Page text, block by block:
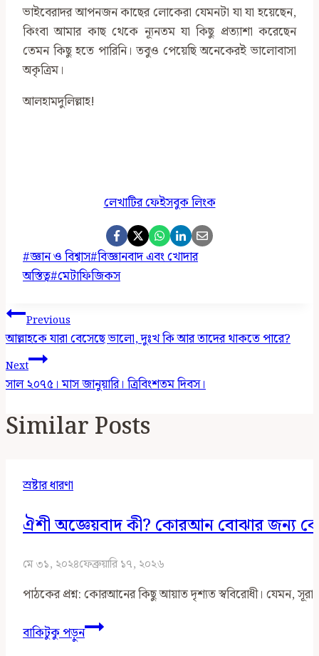
ভাইবেরাদর আপনজন কাছের লোকেরা যেমনটা যা যা হয়েছেন,
কিংবা আমার কাছ থেকে ন্যূনতম যা কিছু প্রত্যাশা করেছেন
তেমন কিছু হতে পারিনি। তবুও পেয়েছি অনেকেরই ভালোবাসা
অকৃত্রিম।
আলহামদুলিল্লাহ!
লেখাটির ফেইসবুক লিংক
Post
Tags:
#জ্ঞান ও বিশ্বাস#বিজ্ঞানবাদ এবং খোদার
অস্তিত্ব#মেটাফিজিকস
Post
Navigation
Previous
আল্লাহকে যারা বেসেছে ভালো, দুঃখ কি আর তাদের থাকতে পারে?
Next
সাল ২০৭৫। মাস জানুয়ারি। ত্রিবিংশতম দিবস।
Similar Posts
স্রষ্টার ধারণা
ঐশী অজ্ঞেয়বাদ কী? কোরআন বোঝার জন্য
মে ৩১, ২০২৪ফেব্রুয়ারি ১৭, ২০২৬
পাঠকের প্রশ্ন: কোরআনের কিছু আয়াত দৃশ্যত স্ববিরোধী। যেমন,
বাকিটুকু পড়ুনঐশী
অজ্ঞেয়বাদ